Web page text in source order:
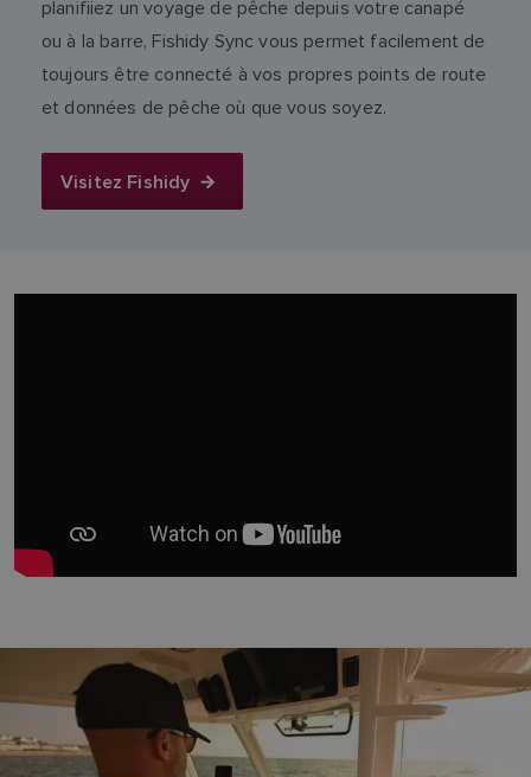
planifiiez un voyage de pêche depuis votre canapé
ou à la barre, Fishidy Sync vous permet facilement de
toujours être connecté à vos propres points de route
et données de pêche où que vous soyez.
Visitez Fishidy